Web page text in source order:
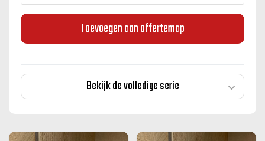
Toevoegen aan offertemap
Bekijk de volledige serie